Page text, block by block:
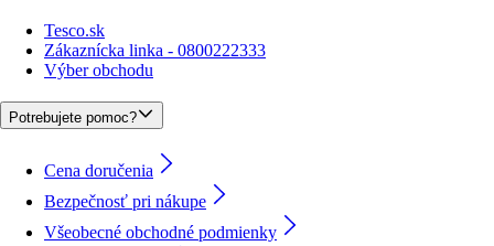
Tesco.sk
Zákaznícka linka - 0800222333
Výber obchodu
Potrebujete pomoc?
Cena doručenia
Bezpečnosť pri nákupe
Všeobecné obchodné podmienky